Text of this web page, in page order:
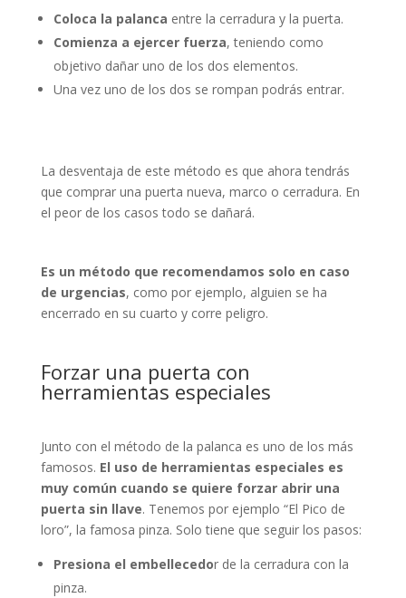
Coloca la palanca entre la cerradura y la puerta.
Comienza a ejercer fuerza, teniendo como
objetivo dañar uno de los dos elementos.
Una vez uno de los dos se rompan podrás entrar.
La desventaja de este método es que ahora tendrás
que comprar una puerta nueva, marco o cerradura. En
el peor de los casos todo se dañará.
Es un método que recomendamos solo en caso
de urgencias, como por ejemplo, alguien se ha
encerrado en su cuarto y corre peligro.
Forzar una puerta con
herramientas especiales
Junto con el método de la palanca es uno de los más
famosos. El uso de herramientas especiales es
muy común cuando se quiere forzar abrir una
puerta sin llave. Tenemos por ejemplo “El Pico de
loro”, la famosa pinza. Solo tiene que seguir los pasos:
Presiona el embellecedor de la cerradura con la
pinza.